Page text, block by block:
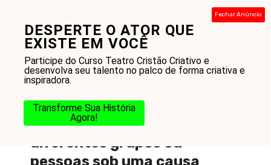
DESPERTE O ATOR QUE
EXISTE EM VOCÊ
Participe do Curso Teatro Cristão Criativo e
desenvolva seu talento no palco de forma criativa e
inspiradora.
Transforme Sua História
Agora!
Fechar Anúncio
conteúdo
O que é : Unificar (ato de unir
diferentes grupos ou
pessoas sob uma causa